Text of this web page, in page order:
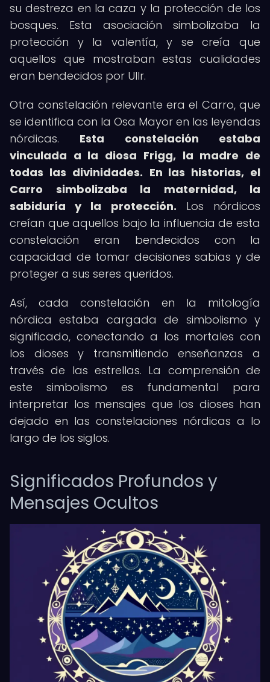
su destreza en la caza y la protección de los
bosques. Esta asociación simbolizaba la
protección y la valentía, y se creía que
aquellos que mostraban estas cualidades
eran bendecidos por Ullr.
Otra constelación relevante era el Carro, que
se identifica con la Osa Mayor en las leyendas
nórdicas. Esta constelación estaba
vinculada a la diosa Frigg, la madre de
todas las divinidades. En las historias, el
Carro simbolizaba la maternidad, la
sabiduría y la protección. Los nórdicos
creían que aquellos bajo la influencia de esta
constelación eran bendecidos con la
capacidad de tomar decisiones sabias y de
proteger a sus seres queridos.
Así, cada constelación en la mitología
nórdica estaba cargada de simbolismo y
significado, conectando a los mortales con
los dioses y transmitiendo enseñanzas a
través de las estrellas. La comprensión de
este simbolismo es fundamental para
interpretar los mensajes que los dioses han
dejado en las constelaciones nórdicas a lo
largo de los siglos.
Significados Profundos y
Mensajes Ocultos